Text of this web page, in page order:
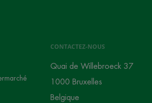
CONTACTEZ-NOUS
Quai de Willebroeck 37
1000 Bruxelles
Belgique